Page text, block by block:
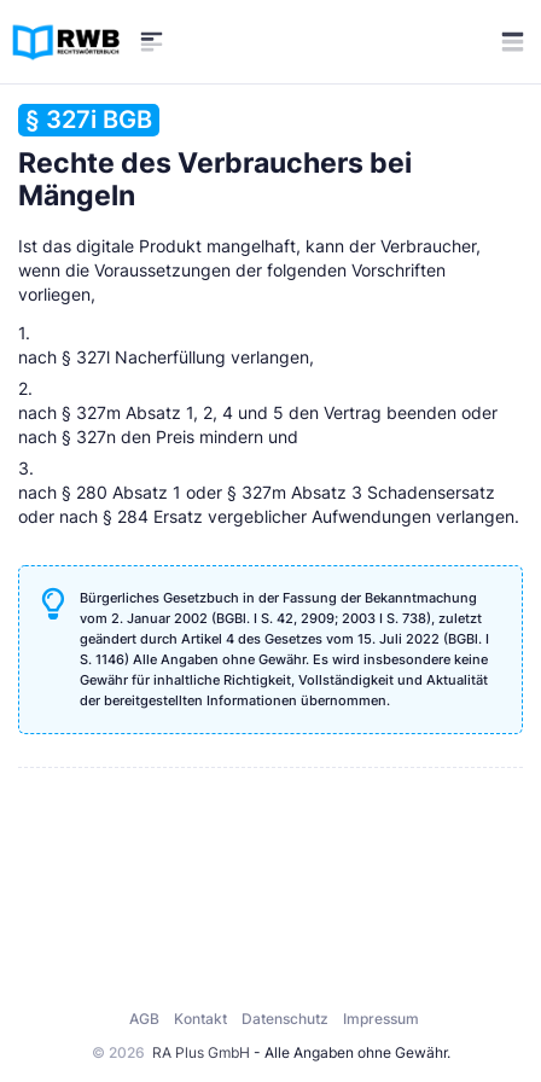
§ 327i BGB
Rechte des Verbrauchers bei
Mängeln
Ist das digitale Produkt mangelhaft, kann der Verbraucher,
wenn die Voraussetzungen der folgenden Vorschriften
vorliegen,
1.
nach § 327l Nacherfüllung verlangen,
2.
nach § 327m Absatz 1, 2, 4 und 5 den Vertrag beenden oder
nach § 327n den Preis mindern und
3.
nach § 280 Absatz 1 oder § 327m Absatz 3 Schadensersatz
oder nach § 284 Ersatz vergeblicher Aufwendungen verlangen.
Bürgerliches Gesetzbuch in der Fassung der Bekanntmachung
vom 2. Januar 2002 (BGBl. I S. 42, 2909; 2003 I S. 738), zuletzt
geändert durch Artikel 4 des Gesetzes vom 15. Juli 2022 (BGBl. I
S. 1146) Alle Angaben ohne Gewähr. Es wird insbesondere keine
Gewähr für inhaltliche Richtigkeit, Vollständigkeit und Aktualität
der bereitgestellten Informationen übernommen.
© 2026 RA Plus GmbH - Alle Angaben ohne Gewähr.
AGB Kontakt Datenschutz Impressum